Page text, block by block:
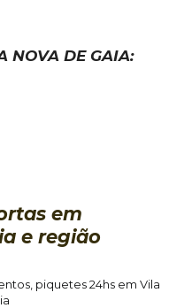
NOVA DE GAIA:
em
e região
piquetes 24hs em Vila